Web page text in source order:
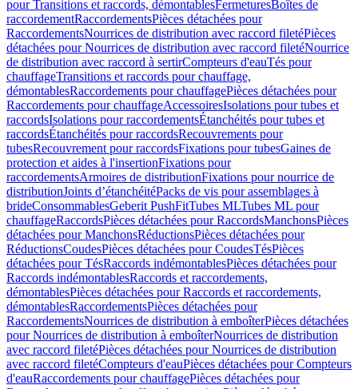
pour Transitions et raccords, démontablesFermeturesBoîtes de
raccordementRaccordementsPièces détachées pour
RaccordementsNourrices de distribution avec raccord filetéPièces
détachées pour Nourrices de distribution avec raccord filetéNourrice
de distribution avec raccord à sertirCompteurs d'eauTés pour
chauffageTransitions et raccords pour chauffage,
démontablesRaccordements pour chauffagePièces détachées pour
Raccordements pour chauffageAccessoiresIsolations pour tubes et
raccordsIsolations pour raccordementsÉtanchéités pour tubes et
raccordsÉtanchéités pour raccordsRecouvrements pour
tubesRecouvrement pour raccordsFixations pour tubesGaines de
protection et aides à l'insertionFixations pour
raccordementsArmoires de distributionFixations pour nourrice de
distributionJoints d’étanchéitéPacks de vis pour assemblages à
brideConsommablesGeberit PushFitTubes MLTubes ML pour
chauffageRaccordsPièces détachées pour RaccordsManchonsPièces
détachées pour ManchonsRéductionsPièces détachées pour
RéductionsCoudesPièces détachées pour CoudesTésPièces
détachées pour TésRaccords indémontablesPièces détachées pour
Raccords indémontablesRaccords et raccordements,
démontablesPièces détachées pour Raccords et raccordements,
démontablesRaccordementsPièces détachées pour
RaccordementsNourrices de distribution à emboîterPièces détachées
pour Nourrices de distribution à emboîterNourrices de distribution
avec raccord filetéPièces détachées pour Nourrices de distribution
avec raccord filetéCompteurs d'eauPièces détachées pour Compteurs
d'eauRaccordements pour chauffagePièces détachées pour